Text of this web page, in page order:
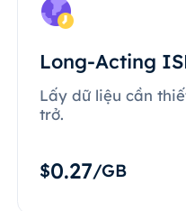
Long-Acting
Lấy dữ liệu cần
trở.
$0.27/GB